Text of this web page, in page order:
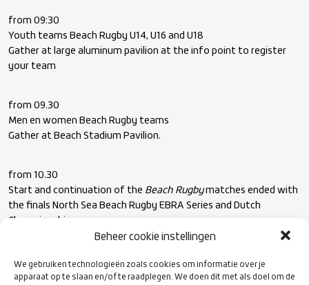
Beheer cookie instellingen
We gebruiken technologieën zoals cookies om informatie over je
apparaat op te slaan en/of te raadplegen. We doen dit met als doel om de
from 09:30
Youth teams Beach Rugby U14, U16 and U18
Gather at large aluminum pavilion at the info point to register
your team
from 09.30
Men en women Beach Rugby teams
Gather at Beach Stadium Pavilion.
from 10.30
Start and continuation of the Beach Rugbymatches ended with
the finals North Sea Beach Rugby EBRA Series and Dutch
Championship.
During the day games of the Harde Leerschool